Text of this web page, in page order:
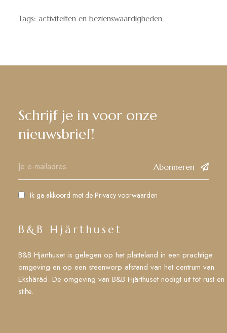
Tags: activiteiten en bezienswaardigheden
Schrijf je in voor onze
nieuwsbrief!
Abonneren
Ik ga akkoord met de Privacy voorwaarden
B&B Hjärthuset
B&B Hjärthuset is gelegen op het platteland in een prachtige
omgeving en op een steenworp afstand van het centrum van
Ekshäräd. De omgeving van B&B Hjärthuset nodigt uit tot rust en
stilte.